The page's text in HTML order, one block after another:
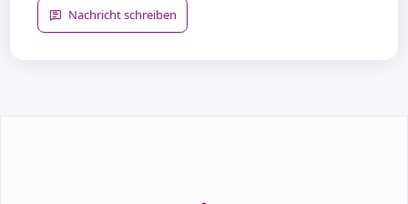
Nachricht schreiben